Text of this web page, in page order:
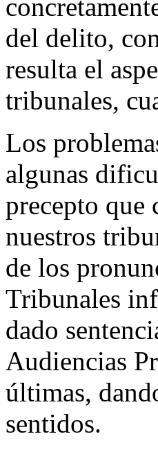
del delito,
resulta el
tribunales,
Los
algunas
precepto que
nuestros
de los
Tribunales
dado
Audiencias
últimas,
sentidos.